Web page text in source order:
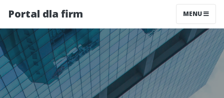
Portal dla firm MENU